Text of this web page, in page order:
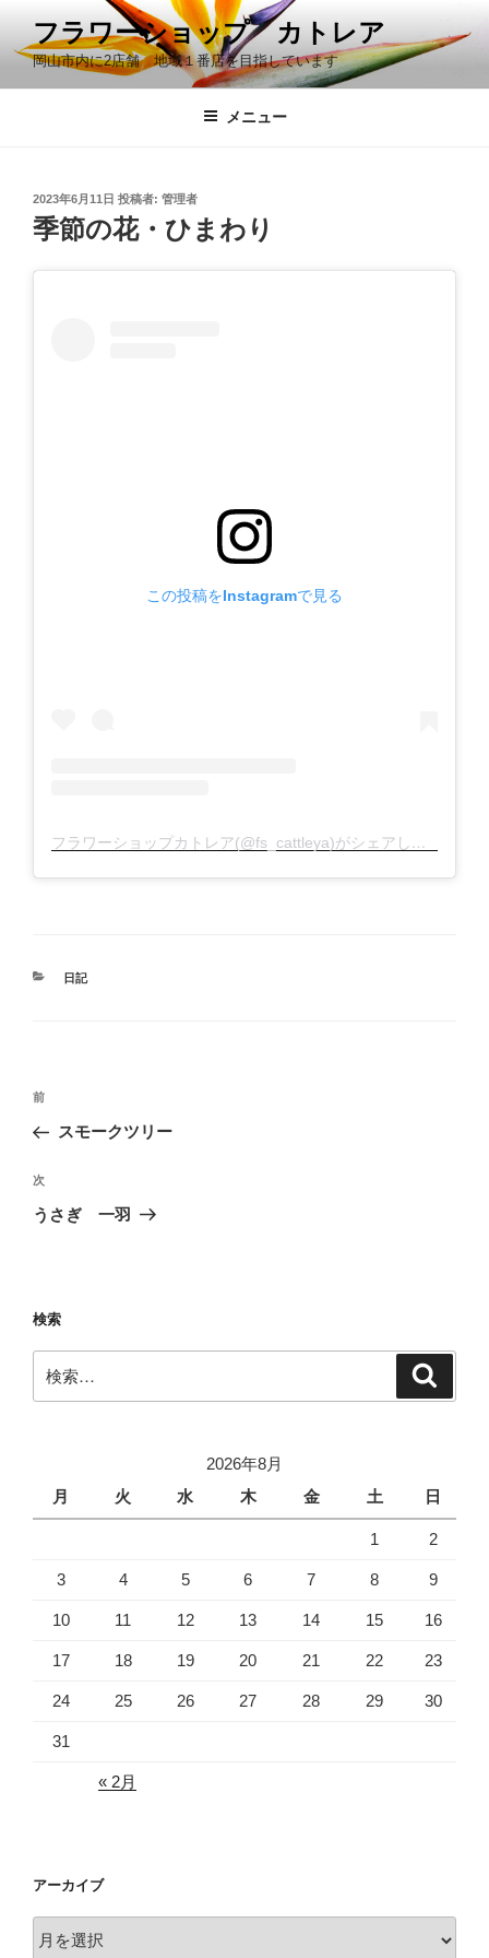
ン
フラワーショップ カトレア
岡山市内に2店舗 地域１番店を目指しています
メニュー
投
稿
日:
2023年6月11日 投稿者: 管理者
季節の花・ひまわり
この投稿をInstagramで見る
フラワーショップカトレア(@fs_cattleya)がシェアした投稿
カ
日記
投
ナ
ビ
ゲ
ン
前
の
稿
前
スモークツリー
次
の
次
うさぎ 一羽
検索
索:
2026年8月
月
火 水 木 金 土 日
1 2
3 4 5 6 7 8 9
10 11 12 13 14 15 16
17 18 19 20 21 22 23
24 25 26 27 28 29 30
31
« 2月
アーカイブ